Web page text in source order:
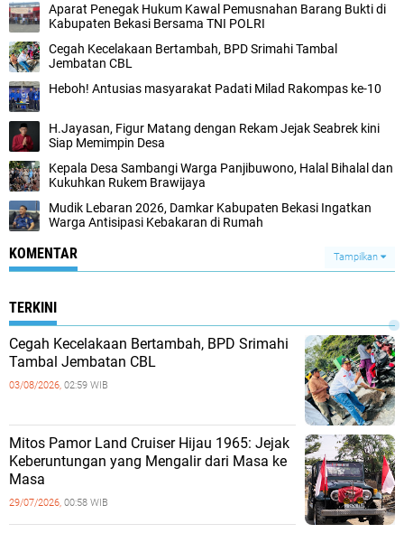
Aparat Penegak Hukum Kawal Pemusnahan Barang Bukti di
Kabupaten Bekasi Bersama TNI POLRI
Cegah Kecelakaan Bertambah, BPD Srimahi Tambal
Jembatan CBL
Heboh! Antusias masyarakat Padati Milad Rakompas ke-10
H.Jayasan, Figur Matang dengan Rekam Jejak Seabrek kini
Siap Memimpin Desa
Kepala Desa Sambangi Warga Panjibuwono, Halal Bihalal dan
Kukuhkan Rukem Brawijaya
Mudik Lebaran 2026, Damkar Kabupaten Bekasi Ingatkan
Warga Antisipasi Kebakaran di Rumah
KOMENTAR Tampilkan
TERKINI
Cegah Kecelakaan Bertambah, BPD Srimahi
Tambal Jembatan CBL
03/08/2026, 02:59 WIB
Mitos Pamor Land Cruiser Hijau 1965: Jejak
Keberuntungan yang Mengalir dari Masa ke
Masa
29/07/2026, 00:58 WIB